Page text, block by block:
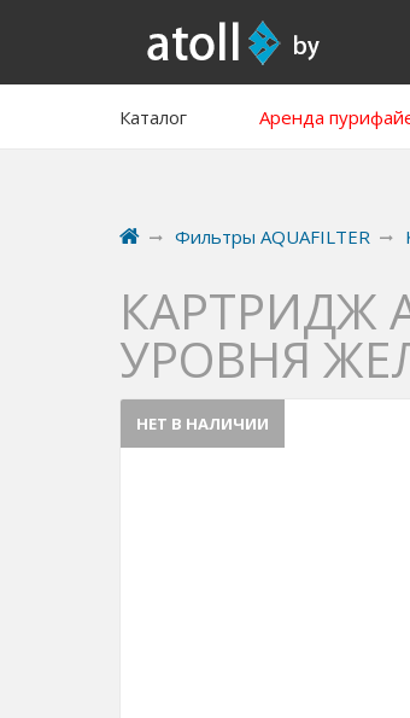
Каталог Аренда
Фильтры AQUAFILTER
КАРТРИДЖ
УРОВНЯ
НЕТ В НАЛИЧИИ